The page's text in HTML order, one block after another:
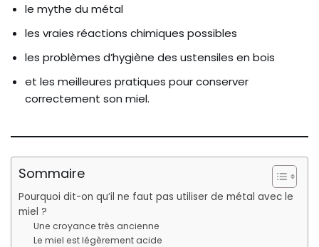
le mythe du métal
les vraies réactions chimiques possibles
les problèmes d’hygiène des ustensiles en bois
et les meilleures pratiques pour conserver
correctement son miel.
Sommaire
Pourquoi dit-on qu’il ne faut pas utiliser de métal avec le
miel ?
Une croyance très ancienne
Le miel est légèrement acide